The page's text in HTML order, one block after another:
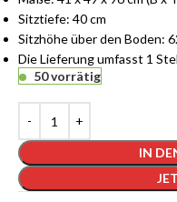
Sitztiefe: 40 cm
Sitzhöhe über den Boden:
Die Lieferung umfasst 1
50 vorrätig
IN